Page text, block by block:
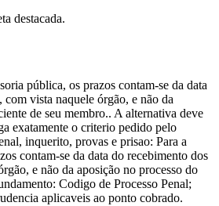
destacada.
pública, os prazos contam-se da data
com vista naquele órgão, e não da
de seu membro.. A alternativa deve
exatamente o criterio pedido pelo
inquerito, provas e prisao: Para a
contam-se da data do recebimento dos
e não da aposição no processo do
Codigo de Processo Penal;
aplicaveis ao ponto cobrado.